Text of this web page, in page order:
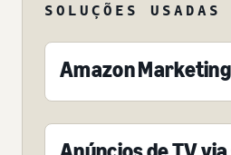
SOLUÇÕES USADAS
Amazon